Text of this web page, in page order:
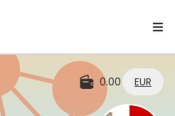
0.00 EUR
てもつながり続ける